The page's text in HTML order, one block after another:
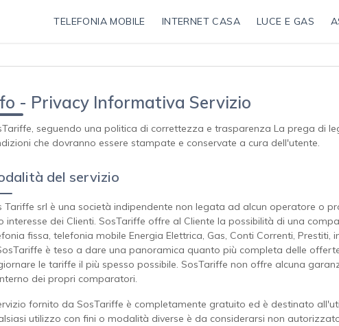
TELEFONIA MOBILE INTERNET CASA LUCE E GAS
- Privacy Informativa Servizio
seguendo una politica di correttezza e trasparenza La prega di
che dovranno essere stampate e conservate a cura dell'utente.
del servizio
Tariffe srl è una società indipendente non legata ad alcun operatore o
interesse dei Clienti. SosTariffe offre al Cliente la possibilità di una
fissa, telefonia mobile Energia Elettrica, Gas, Conti Correnti,
è teso a dare una panoramica quanto più completa delle
le tariffe il più spesso possibile. SosTariffe non offre alcuna
dei propri comparatori.
fornito da SosTariffe è completamente gratuito ed è destinato
utilizzo con fini o modalità diverse è da considerarsi non